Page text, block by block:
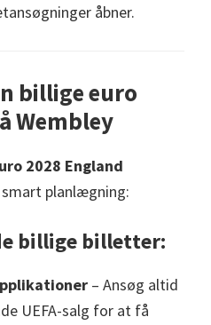
åbner.
billige euro
Wembley
2028 England
planlægning:
billige billetter:
– Ansøg altid
UEFA-salg for at få